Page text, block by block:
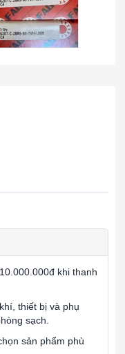
khi thanh
thiết bị và phụ
sạch.
sản phẩm phù